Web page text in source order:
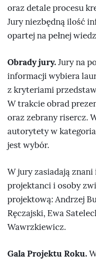
oraz detale procesu
Jury niezbędną ilość
opartej na pełnej
Obrady jury.Jury na
informacji wybiera
z kryteriami
W trakcie obrad
oraz zebrany risercz.
autorytety w
jest wybór.
W jury zasiadają
projektanci i osoby
projektową: Andrzej
Ręczajski, Ewa
Wawrzkiewicz.
Gala Projektu Roku.